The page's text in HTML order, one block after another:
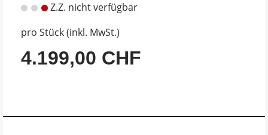
Z.Z. nicht verfügbar
pro Stück (inkl. MwSt.)
4.199,00 CHF